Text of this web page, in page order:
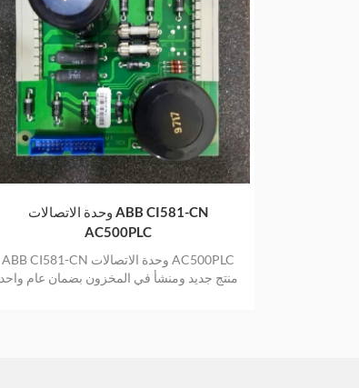
وحدة الاتصالات ABB CI581-CN
AC500PLC
ABB CI581-CN وحدة الاتصالات AC500PLC
منتج جديد ومنشأ في المخزون بضمان عام واحد